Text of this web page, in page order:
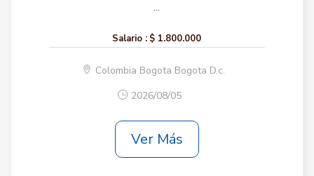
...
Salario : $ 1.800.000
Colombia Bogota Bogota D.c.
2026/08/05
Ver Más